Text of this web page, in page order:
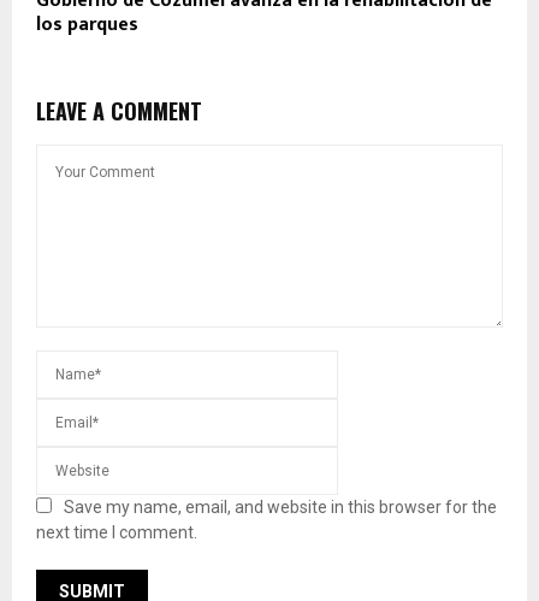
los parques
LEAVE A COMMENT
Save my name, email, and website in this browser for the
next time I comment.